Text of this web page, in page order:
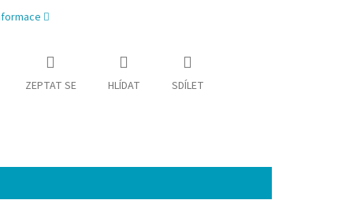
ZEPTAT SE HLÍDAT SDÍLET